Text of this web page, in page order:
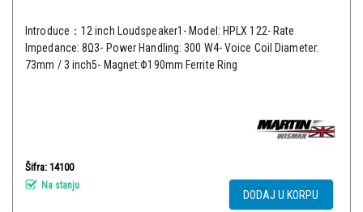
Introduce：12 inch Loudspeaker1- Model: HPLX 122- Rate
Impedance: 8Ω3- Power Handling: 300 W4- Voice Coil Diameter:
73mm / 3 inch5- Magnet:Φ190mm Ferrite Ring
Šifra: 14100
Na stanju
DODAJ U KORPU